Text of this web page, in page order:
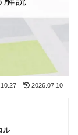
2026.07.10
ル